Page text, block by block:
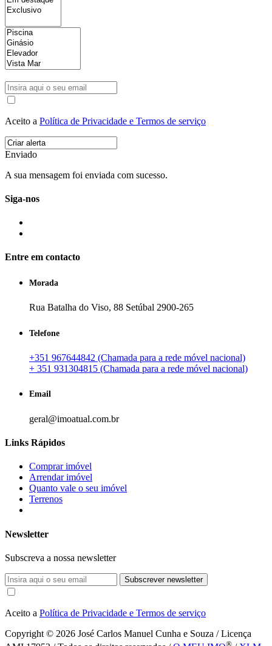
Aceito a Política de Privacidade e Termos de serviço
Enviado
A sua mensagem foi enviada com sucesso.
Siga-nos
Entre em contacto
Morada
Rua Batalha do Viso, 88 Setúbal 2900-265
Telefone
+351 967644842 (Chamada para a rede móvel nacional)
+ 351 931304815 (Chamada para a rede móvel nacional)
Email
geral@imoatual.com.br
Links Rápidos
Comprar imóvel
Arrendar imóvel
Quanto vale o seu imóvel
Terrenos
Newsletter
Subscreva a nossa newsletter
Subscrever newsletter
Aceito a Política de Privacidade e Termos de serviço
Copyright © 2026 José Carlos Manuel Cunha e Souza / Licença
®